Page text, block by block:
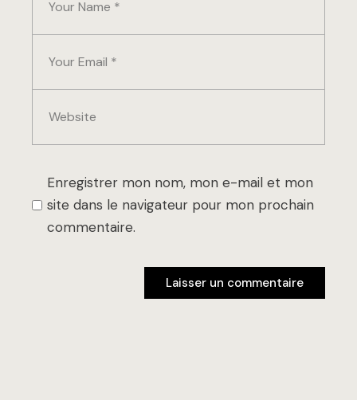
Enregistrer mon nom, mon e-mail et mon
site dans le navigateur pour mon prochain
commentaire.
Laisser un commentaire
Laisser un commentaire